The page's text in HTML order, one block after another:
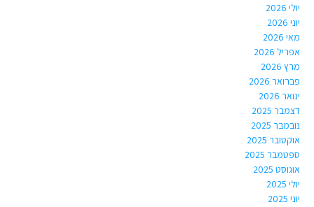
יולי 2026
יוני 2026
מאי 2026
אפריל 2026
מרץ 2026
פברואר 2026
ינואר 2026
דצמבר 2025
נובמבר 2025
אוקטובר 2025
ספטמבר 2025
אוגוסט 2025
יולי 2025
יוני 2025